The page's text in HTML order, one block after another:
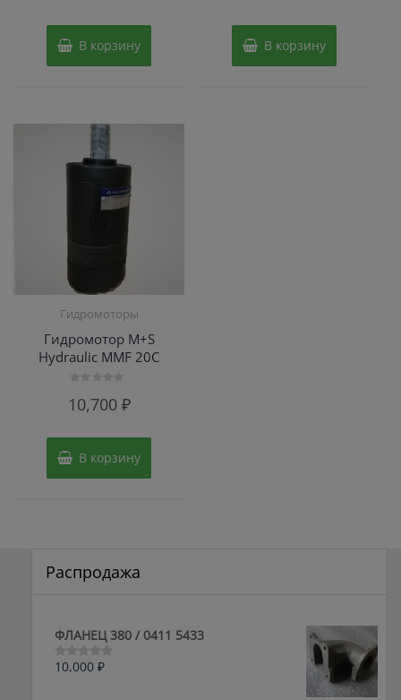
В корзину В корзину
Гидромоторы
Гидромотор M+S
Hydraulic MMF 20C
010,700 ₽
В корзину
Распродажа
ФЛАНЕЦ 380 / 0411 5433
Оценка
10,000 ₽